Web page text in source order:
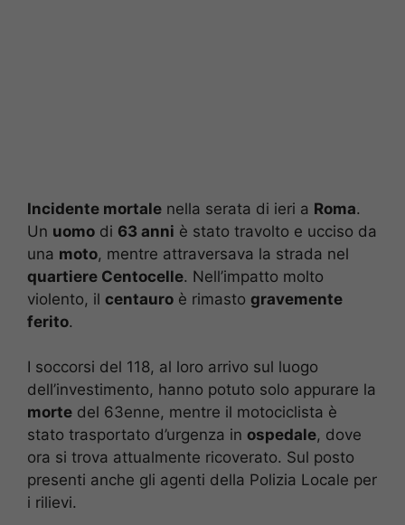
Incidente mortale nella serata di ieri a Roma.
Un uomo di 63 anni è stato travolto e ucciso da
una moto, mentre attraversava la strada nel
quartiere Centocelle. Nell’impatto molto
violento, il centauro è rimasto gravemente
ferito.
I soccorsi del 118, al loro arrivo sul luogo
dell’investimento, hanno potuto solo appurare la
morte del 63enne, mentre il motociclista è
stato trasportato d’urgenza in ospedale, dove
ora si trova attualmente ricoverato. Sul posto
presenti anche gli agenti della Polizia Locale per
i rilievi.